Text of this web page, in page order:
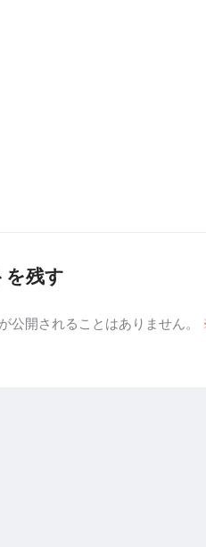
を残す
公開されることはありません。